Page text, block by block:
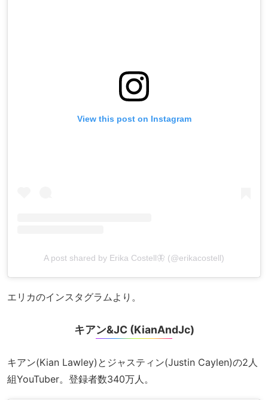
View this post on Instagram
A post shared by Erika Costell🦋 (@erikacostell)
エリカのインスタグラムより。
キアン&JC (KianAndJc)
キアン(Kian Lawley)とジャスティン(Justin Caylen)の2人
組YouTuber。登録者数340万人。